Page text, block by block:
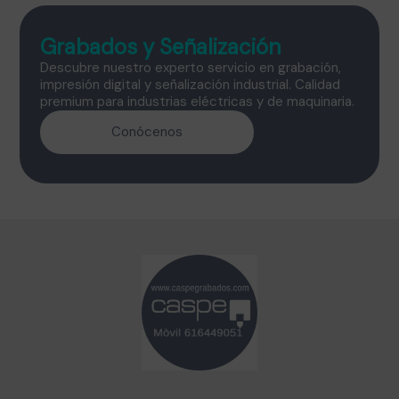
Grabados y Señalización
Descubre nuestro experto servicio en grabación,
impresión digital y señalización industrial. Calidad
premium para industrias eléctricas y de maquinaria.
Conócenos